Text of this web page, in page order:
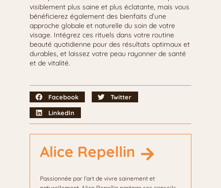
visiblement plus saine et plus éclatante, mais vous
bénéficierez également des bienfaits d’une
approche globale et naturelle du soin de votre
visage. Intégrez ces rituels dans votre routine
beauté quotidienne pour des résultats optimaux et
durables, et laissez votre peau rayonner de santé
et de vitalité.
Facebook
Twitter
LinkedIn
Alice Repellin
Passionnée par l’art de vivre sainement et